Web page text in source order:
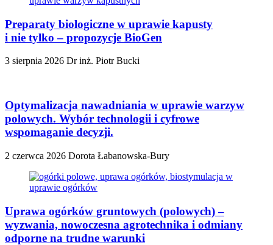
Preparaty biologiczne w uprawie kapusty
i nie tylko – propozycje BioGen
3 sierpnia 2026 Dr inż. Piotr Bucki
Optymalizacja nawadniania w uprawie warzyw
polowych. Wybór technologii i cyfrowe
wspomaganie decyzji.
2 czerwca 2026 Dorota Łabanowska-Bury
Uprawa ogórków gruntowych (polowych) –
wyzwania, nowoczesna agrotechnika i odmiany
odporne na trudne warunki